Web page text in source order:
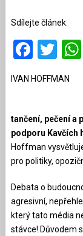
Sdílejte článek:
IVAN HOFFMAN
tančení, pečení a
podporu Kavčích
Hoffman
pro politiky,
Debata o
agresivní,
který tato média
stávce! Důvodem